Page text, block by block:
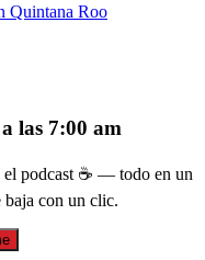
Quintana Roo
las 7:00 am
el podcast ☕ — todo en un
baja con un clic.